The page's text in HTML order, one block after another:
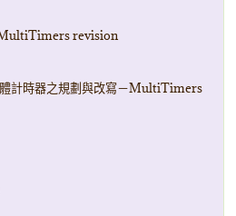
revision
計時器之規劃與改寫－MultiTimers